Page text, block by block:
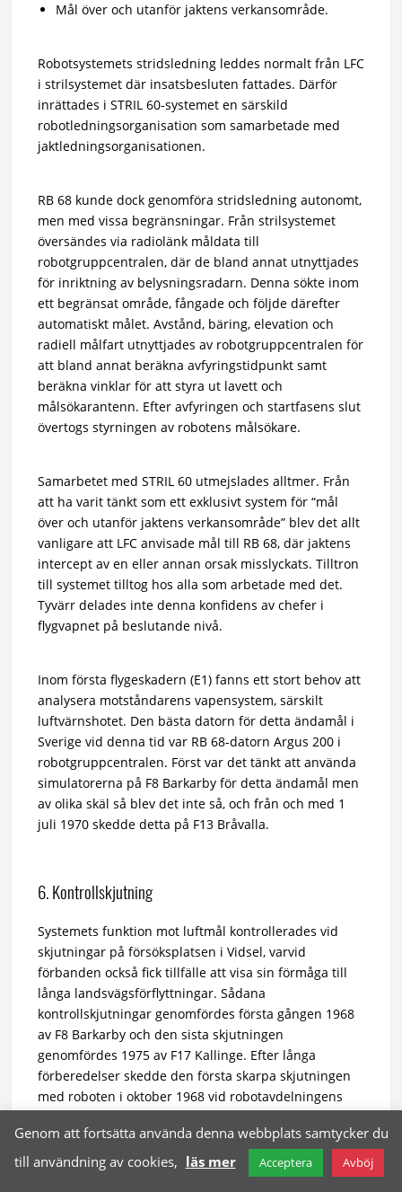
Mål över och utanför jaktens verkansområde.
Robotsystemets stridsledning leddes normalt från LFC
i strilsystemet där insatsbesluten fattades. Därför
inrättades i STRIL 60-systemet en särskild
robotledningsorganisation som samarbetade med
jaktledningsorganisationen.
RB 68 kunde dock genomföra stridsledning autonomt,
men med vissa begränsningar. Från strilsystemet
översändes via radiolänk måldata till
robotgruppcentralen, där de bland annat utnyttjades
för inriktning av belysningsradarn. Denna sökte inom
ett begränsat område, fångade och följde därefter
automatiskt målet. Avstånd, bäring, elevation och
radiell målfart utnyttjades av robotgruppcentralen för
att bland annat beräkna avfyringstidpunkt samt
beräkna vinklar för att styra ut lavett och
målsökarantenn. Efter avfyringen och startfasens slut
övertogs styrningen av robotens målsökare.
Samarbetet med STRIL 60 utmejslades alltmer. Från
att ha varit tänkt som ett exklusivt system för “mål
över och utanför jaktens verkansområde” blev det allt
vanligare att LFC anvisade mål till RB 68, där jaktens
intercept av en eller annan orsak misslyckats. Tilltron
till systemet tilltog hos alla som arbetade med det.
Tyvärr delades inte denna konfidens av chefer i
flygvapnet på beslutande nivå.
Inom första flygeskadern (E1) fanns ett stort behov att
analysera motståndarens vapensystem, särskilt
luftvärnshotet. Den bästa datorn för detta ändamål i
Sverige vid denna tid var RB 68-datorn Argus 200 i
robotgruppcentralen. Först var det tänkt att använda
simulatorerna på F8 Barkarby för detta ändamål men
av olika skäl så blev det inte så, och från och med 1
juli 1970 skedde detta på F13 Bråvalla.
6. Kontrollskjutning
Systemets funktion mot luftmål kontrollerades vid
skjutningar på försöksplatsen i Vidsel, varvid
förbanden också fick tillfälle att visa sin förmåga till
långa landsvägsförflyttningar. Sådana
kontrollskjutningar genomfördes första gången 1968
av F8 Barkarby och den sista skjutningen
genomfördes 1975 av F17 Kallinge. Efter långa
förberedelser skedde den första skarpa skjutningen
med roboten i oktober 1968 vid robotavdelningens
materielproblem försenade programmet och först
efter cirka en månad på plats gick det första skottet.
Resultatet blev en perfekt träff på målet, en målrobot
Genom att fortsätta använda denna webbplats samtycker du
till användning av cookies, läs mer Acceptera Avböj